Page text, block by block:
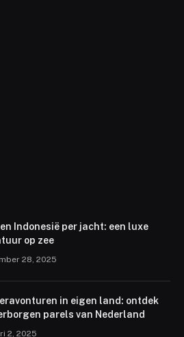
Indonesië per jacht: een luxe
op zee
28, 2025
in eigen land: ontdek
parels van Nederland
2, 2025